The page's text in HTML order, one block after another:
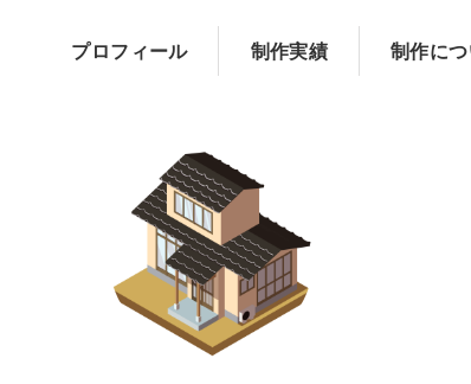
プロフィール 制作実績 制作に